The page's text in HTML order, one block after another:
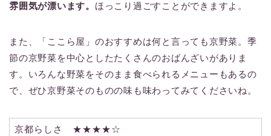
雰囲気が漂います。 ほっこり過ごすことができますよ。
また、「ここら屋」のおすすめは何と言っても京野菜。季
節の京野菜を中心としたたくさんのおばんざいがありま
す。いろんな野菜をそのまま食べられるメニューもあるの
で、ぜひ京野菜そのものの味も味わってみてくださいね。
京都らしさ ★★★★☆